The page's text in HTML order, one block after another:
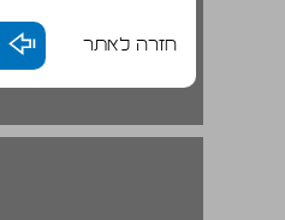
חזרה לאתר
ב. מחקר הכוח וארגונים פוליטיים ... 23